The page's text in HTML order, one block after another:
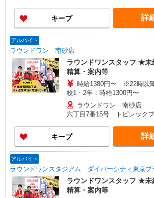
道りんかい線「東京テレポー
■東京臨海新交通臨海線（ゆ
から徒歩約5分
キープ 詳
アルバイト
ラウンドワン 南砂店
ラウンドワンスタッフ ★
精算・案内等
時給1380円〜 ※22時以
校1・2年：時給1300円〜
ラウンドワン 南砂店
六丁目7番15号 トピレックプ
キープ 詳
アルバイト
ラウンドワンスタジアム ダイバーシティ東京プ
ラウンドワンスタッフ ★
精算・案内等